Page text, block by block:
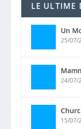
LE ULTIME
Un
25/07/
24/07/
15/07/